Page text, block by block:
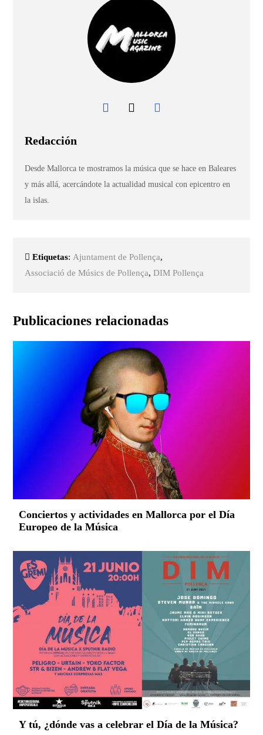
Redacción
Desde Mallorca te mostramos la música que se hace en Baleares
y más allá, acercándote la actualidad musical con epicentro en
la islas.
Etiquetas: Ajuntament de Pollença,
Associació de Músics de Pollença,DIM Pollença
Publicaciones relacionadas
Conciertos y actividades en Mallorca por el Día
Europeo de la Música
Y tú, ¿dónde vas a celebrar el Día de la Música?